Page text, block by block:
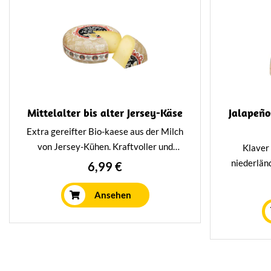
Mittelalter bis alter Jersey-Käse
Extra gereifter Bio-kaese aus der Milch
von Jersey-Kühen. Kraftvoller und
besonders cremiger Geschmack.
traditionelle Weise gereift.
6,99 €
Ansehen
Klaver
Kaas
milden